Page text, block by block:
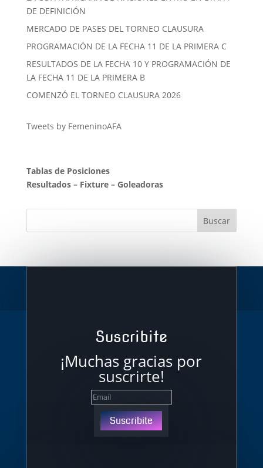
DE DEFINICIÓN
MERCADO DE PASES DEL TORNEO CLAUSURA
PROGRAMACIÓN DE LA FECHA 11 DE LA PRIMERA C
RESULTADOS DE LA FECHA 10 Y PROGRAMACIÓN DE
LA FECHA 11 DE LA PRIMERA B
COMENZÓ EL TORNEO CLAUSURA 2026
Tweets by FemeninoAFA
Tablas de Posiciones
Resultados– Fixture– Goleadoras
Suscribite
¡Muchas gracias por
suscrirte!
Suscribite